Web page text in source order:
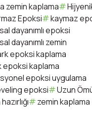
zemin kaplama
Epoksi
kaymaz
dayanımlı epoksi
dayanımlı zemin
epoksi kaplama
epoksi kaplama
epoksi uygulama
epoksi
Uzun
zemin kaplama